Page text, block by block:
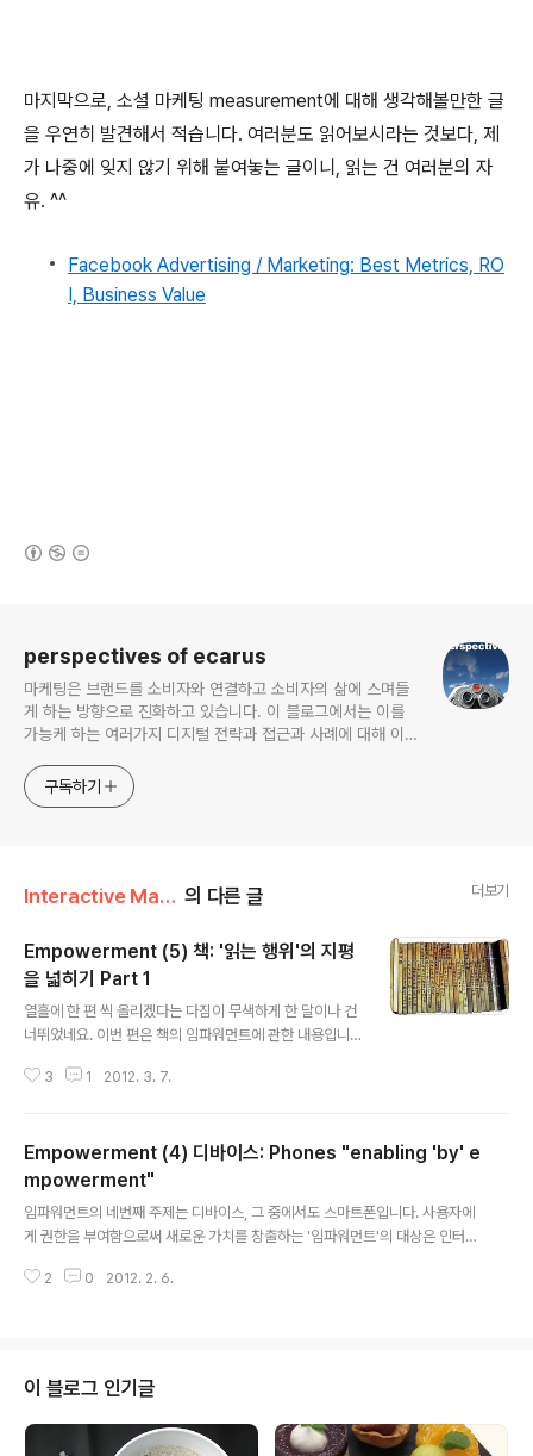
마지막으로, 소셜 마케팅 measurement에 대해 생각해볼만한 글
을 우연히 발견해서 적습니다. 여러분도 읽어보시라는 것보다, 제
가 나중에 잊지 않기 위해 붙여놓는 글이니, 읽는 건 여러분의 자
유. ^^
Facebook Advertising / Marketing: Best Metrics, RO
I, Business Value
perspectives of ecarus
마케팅은 브랜드를 소비자와 연결하고 소비자의 삶에 스며들
게 하는 방향으로 진화하고 있습니다. 이 블로그에서는 이를
가능케 하는 여러가지 디지털 전략과 접근과 사례에 대해 이야
구독하기
Interactive Marketing/Direction 의 다른 글 더보기
Empowerment (5) 책: '읽는 행위'의 지평
을 넓히기 Part 1
열흘에 한 편 씩 올리겠다는 다짐이 무색하게 한 달이나 건
너뛰었네요. 이번 편은 책의 임파워먼트에 관한 내용입니
체와 사람들의 읽는 습관에 관한 이야기입니다. 분량이 길
________________________ 이번에는 '책'이라는 매체가
Empowerment라는 개념과 결합될 경우 어떤 변화와 기
회가 만들어지는지 살펴보고자 합니다. 자연히 종이책과 e
Book에 대해 이야기하게 될텐데, 그 전에 잠깐 책이라는
매체의 역사에 대해 알아볼까요? 책(冊)은 본디 대나무 조
각을 엮은 모습을 상형화한 것입니다. 종이가 없던 ..
3 1 2012. 3. 7.
Empowerment (4) 디바이스: Phones "enabling 'by' e
mpowerment"
임파워먼트의 네번째 주제는 디바이스, 그 중에서도 스마트폰입니다. 사용자에
게 권한을 부여함으로써 새로운 가치를 창출하는 '임파워먼트'의 대상은 인터넷
의 기획과 설계, 디자인은 물론, 디바이스의 활용하는 방법과 디바이스를 바라
더군요. 짧은 우리말 실력이지만, "enabling 'by' empowerment"를 굳이
번역해 보자면 '소비자에게 기회와 권한을 줌으로써 그들의 능력을 향상시킨
다'는 ..
2 0 2012. 2. 6.
이 블로그 인기글